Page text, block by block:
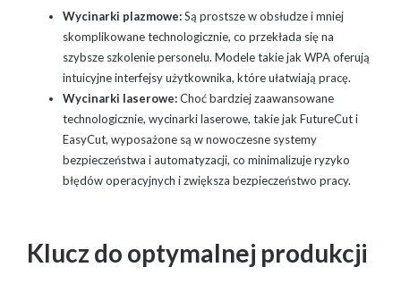
Wycinarki plazmowe:Są prostsze w obsłudze i mniej
skomplikowane technologicznie, co przekłada się na
szybsze szkolenie personelu. Modele takie jak WPA oferują
intuicyjne interfejsy użytkownika, które ułatwiają pracę.
Wycinarki laserowe:Choć bardziej zaawansowane
technologicznie, wycinarki laserowe, takie jak FutureCut i
EasyCut, wyposażone są w nowoczesne systemy
bezpieczeństwa i automatyzacji, co minimalizuje ryzyko
błędów operacyjnych i zwiększa bezpieczeństwo pracy.
Klucz do optymalnej produkcji